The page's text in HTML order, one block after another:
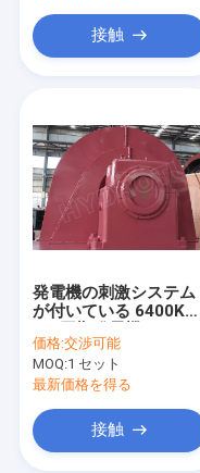
場合
ペルトン水車の水力
カプラン水力タービ
フランシス ・水力
ターゴイン パルス
S 型タービン
フランシス水車ラン
接触
発電機の刺激システム
が付いている 6400KW
価格:交渉可能
MOQ:1 セット
最新価格を得る
接触